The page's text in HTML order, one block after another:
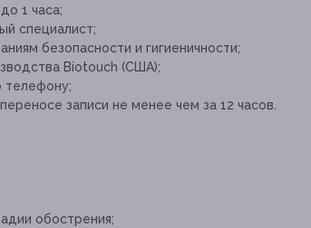
1 часа;
специалист;
безопасности и гигиеничности;
Biotouch (США);
телефону;
записи не менее чем за 12 часов.
обострения;